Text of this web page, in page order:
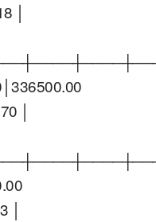
│
│
│